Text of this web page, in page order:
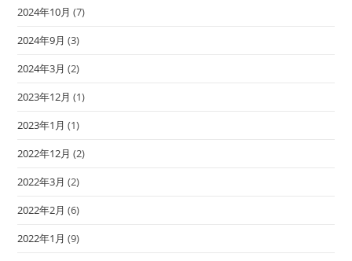
2024年10月 (7)
2024年9月 (3)
2024年3月 (2)
2023年12月 (1)
2023年1月 (1)
2022年12月 (2)
2022年3月 (2)
2022年2月 (6)
2022年1月 (9)